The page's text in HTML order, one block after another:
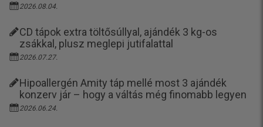
2026.08.04.
CD tápok extra töltősúllyal, ajándék 3 kg-os
zsákkal, plusz meglepi jutifalattal
2026.07.27.
Hipoallergén Amity táp mellé most 3 ajándék
konzerv jár – hogy a váltás még finomabb legyen
2026.06.24.